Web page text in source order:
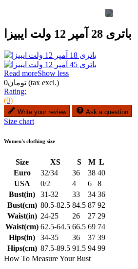
باتری 28 آمپر 12 ولت ایبیزا
Read moreShow less
تومان0 (tax excl.)
Rating:
(0)
Write your review Ask a question
Size chart
Women's clothing size
Size XS S M L
Euro
32/34 36 38 40
USA
0/2 4 6
8
Bust(in)
31-32 33 34 36
Bust(cm) 80.5-82.5 84.5 87 92
Waist(in) 24-25 26 27 29
Waist(cm) 62.5-64.5 66.5 69 74
Hips(in)
34-35 36 37 39
Hips(cm) 87.5-89.5 91.5 94 99
How To Measure Your Bust